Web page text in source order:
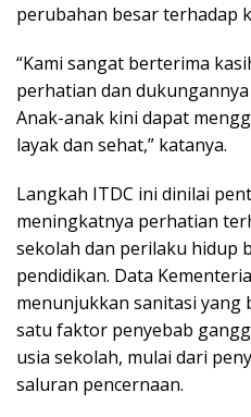
perubahan besar terhadap
“Kami sangat berterima
perhatian dan
Anak-anak kini dapat
layak dan sehat,” katanya.
Langkah ITDC ini dinilai
meningkatnya perhatian
sekolah dan perilaku hidup
pendidikan. Data
menunjukkan sanitasi yang
satu faktor penyebab
usia sekolah, mulai dari
saluran pencernaan.